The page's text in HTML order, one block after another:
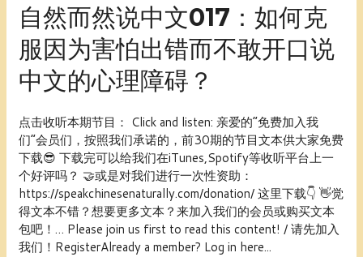
自然而然说中文017：如何克
服因为害怕出错而不敢开口说
中文的心理障碍？
点击收听本期节目： Click and listen: 亲爱的“免费加入我
们”会员们，按照我们承诺的，前30期的节目文本供大家免费
下载😎 下载完可以给我们在iTunes,Spotify等收听平台上一
个好评吗？ 🤝或是对我们进行一次性资助：
https://speakchinesenaturally.com/donation/ 这里下载👇 👋觉
得文本不错？想要更多文本？来加入我们的会员或购买文本
包吧！… Please join us first to read this content! / 请先加入
我们！RegisterAlready a member? Log in here...
自
然
而
然
说
文
017：
如
何
克
服
因
为